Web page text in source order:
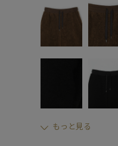
もっと見る